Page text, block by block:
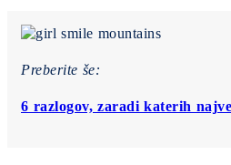
Preberite še:
6 razlogov, zaradi katerih